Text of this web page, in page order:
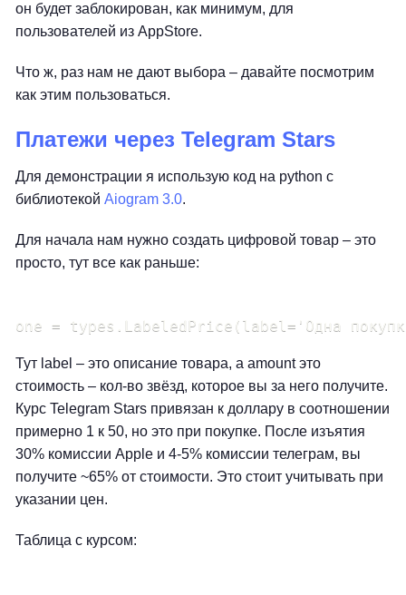
он будет заблокирован, как минимум, для
пользователей из AppStore.
Что ж, раз нам не дают выбора – давайте посмотрим
как этим пользоваться.
Платежи через Telegram Stars
Для демонстрации я использую код на python с
библиотекойАiogram 3.0.
Для начала нам нужно создать цифровой товар – это
просто, тут все как раньше:
Тут label – это описание товара, а amount это
стоимость – кол-во звёзд, которое вы за него получите.
Курс Telegram Stars привязан к доллару в соотношении
примерно 1 к 50, но это при покупке. После изъятия
30% комиссии Apple и 4-5% комиссии телеграм, вы
получите ~65% от стоимости. Это стоит учитывать при
указании цен.
Таблица с курсом: